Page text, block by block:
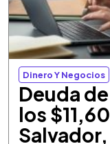
Dinero Y Negocios
Deuda
los